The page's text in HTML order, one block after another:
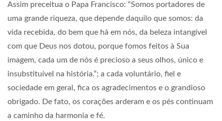
Assim preceitua o Papa Francisco: “Somos portadores de
uma grande riqueza, que depende daquilo que somos: da
vida recebida, do bem que há em nós, da beleza intangível
com que Deus nos dotou, porque fomos feitos à Sua
imagem, cada um de nós é precioso a seus olhos, único e
insubstituível na história.”; a cada voluntário, fiel e
sociedade em geral, fica os agradecimentos e o grandioso
obrigado. De fato, os corações arderam e os pés continuam
a caminho da harmonia e fé.